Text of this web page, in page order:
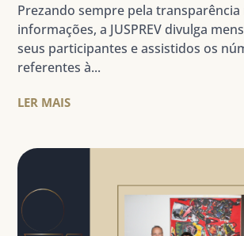
Prezando sempre pela transparência
informações, a JUSPREV divulga
seus participantes e assistidos os
referentes à...
LER MAIS